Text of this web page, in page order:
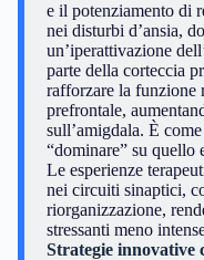
e il potenziamento di
nei disturbi d’ansia,
un’iperattivazione
parte della corteccia
rafforzare la funzione
prefrontale,
sull’amigdala. È
“dominare” su quello
Le esperienze
nei circuiti sinaptici,
riorganizzazione,
stressanti meno
Strategie innovative